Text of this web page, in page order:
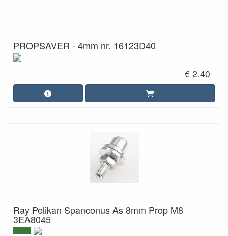
PROPSAVER - 4mm nr. 16123D40
€ 2.40
Ray Pelikan Spanconus As 8mm Prop M8
3EA8045